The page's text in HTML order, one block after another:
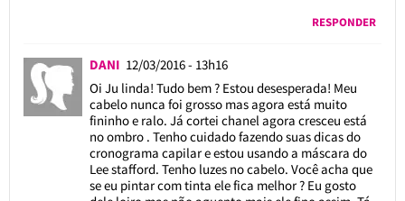
RESPONDER
DANI 12/03/2016 - 13h16
Oi Ju linda! Tudo bem ? Estou desesperada! Meu
cabelo nunca foi grosso mas agora está muito
fininho e ralo. Já cortei chanel agora cresceu está
no ombro . Tenho cuidado fazendo suas dicas do
cronograma capilar e estou usando a máscara do
Lee stafford. Tenho luzes no cabelo. Você acha que
se eu pintar com tinta ele fica melhor ? Eu gosto